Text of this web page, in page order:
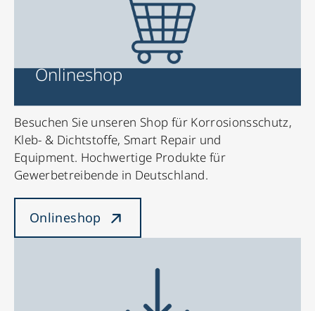
Onlineshop
Besuchen Sie unseren Shop für Korrosionsschutz,
Kleb- & Dichtstoffe, Smart Repair und
Equipment. Hochwertige Produkte für
Gewerbetreibende in Deutschland.
Onlineshop